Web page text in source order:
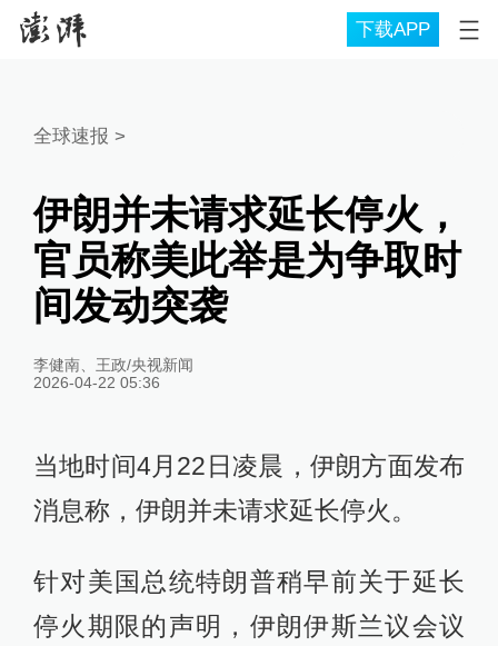
下载APP
全球速报 >
伊朗并未请求延长停火，
官员称美此举是为争取时
间发动突袭
李健南、王政/央视新闻
2026-04-22 05:36
当地时间4月22日凌晨，伊朗方面发布
消息称，伊朗并未请求延长停火。
针对美国总统特朗普稍早前关于延长
停火期限的声明，伊朗伊斯兰议会议